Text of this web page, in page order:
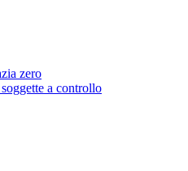
zero
a controllo